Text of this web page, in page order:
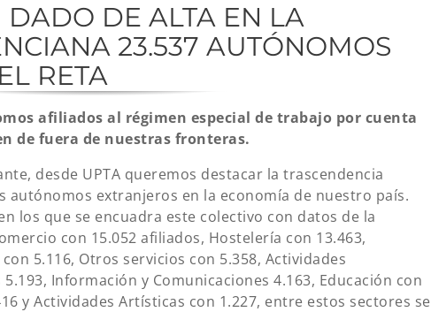
DADO DE ALTA EN LA
23.537 AUTÓNOMOS
RETA
afiliados al régimen especial de trabajo por cuenta
de fuera de nuestras fronteras.
desde UPTA queremos destacar la trascendencia
autónomos extranjeros en la economía de nuestro país.
los que se encuadra este colectivo con datos de la
con 15.052 afiliados, Hostelería con 13.463,
5.116, Otros servicios con 5.358, Actividades
Información y Comunicaciones 4.163, Educación con
y Actividades Artísticas con 1.227, entre estos sectores se